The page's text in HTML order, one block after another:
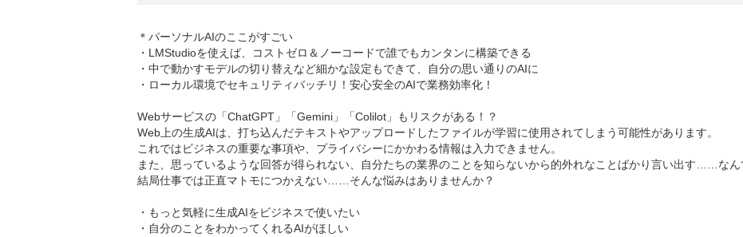
＊パーソナルAIのここがすごい
・LMStudioを使えば、コストゼロ＆ノーコードで誰でもカンタンに構築できる
・中で動かすモデルの切り替えなど細かな設定もできて、自分の思い通りのAIに
・ローカル環境でセキュリティバッチリ！安心安全のAIで業務効率化！
Webサービスの「ChatGPT」「Gemini」「Colilot」もリスクがある！？
Web上の生成AIは、打ち込んだテキストやアップロードしたファイルが学習に使用されてしまう可能性があります。
これではビジネスの重要な事項や、プライバシーにかかわる情報は入力できません。
また、思っているような回答が得られない、自分たちの業界のことを知らないから的外れなことばかり言い出す……なん
結局仕事では正直マトモにつかえない……そんな悩みはありませんか？
・もっと気軽に生成AIをビジネスで使いたい
・自分のことをわかってくれるAIがほしい